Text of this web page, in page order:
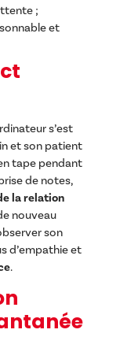
;
et
s’est
et son patient
tape pendant
de notes,
la relation
nouveau
son
d’empathie et
.